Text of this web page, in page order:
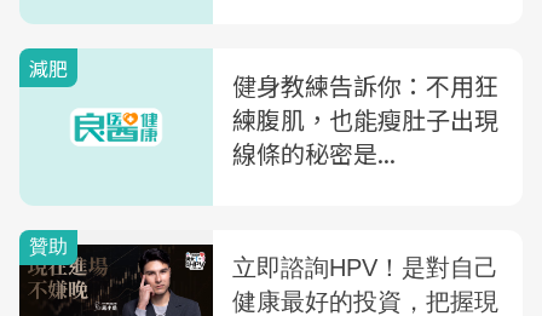
減肥
健身教練告訴你：不用狂
練腹肌，也能瘦肚子出現
線條的秘密是...